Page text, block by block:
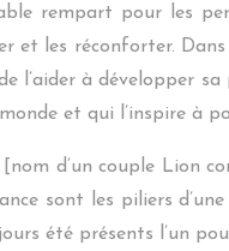
rempart pour les
et les réconforter.
l’aider à développer
et qui l’inspire à
[nom d’un couple Lion
sont les piliers
été présents l’un